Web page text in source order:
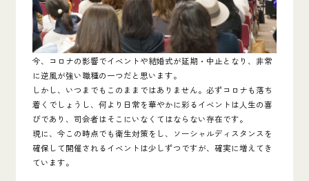
今、コロナの影響でイベントや結婚式が延期・中止となり、非常
に逆風が強い職種の一つだと思います。
しかし、いつまでもこのままではありません。必ずコロナも落ち
着くでしょうし、何より日常を華やかに彩るイベントは人生の喜
びであり、司会者はそこにいなくてはならない存在です。
現に、今この時点でも衛生対策をし、ソーシャルディスタンスを
確保して開催されるイベントは少しずつですが、確実に増えてき
ています。